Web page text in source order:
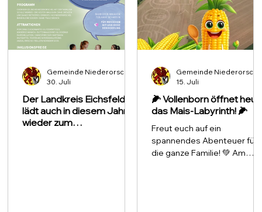
Der Landkreis Eichsfeld
lädt auch in diesem Jahr
wieder zum
Gemeinde Niederorschel
30. Juli
🌽 Vollenborn öffnet
das Mais-Labyrinth! 🌽
Freut euch auf ein
spannendes Abenteuer für
die ganze Familie! 💚 Am
Gemeinde
15. Juli